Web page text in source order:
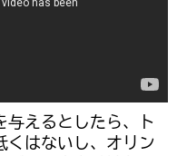
与えるとしたら、ト
くはないし、オリン